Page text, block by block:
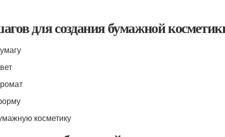
для создания бумажной
косметику